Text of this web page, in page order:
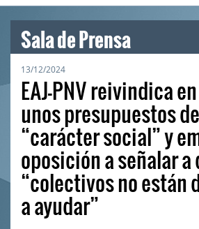
Sala de Prensa
13/12/2024
EAJ-PNV reivindica
unos presupuestos
“carácter social” y
oposición a señalar a
“colectivos no están
a ayudar”